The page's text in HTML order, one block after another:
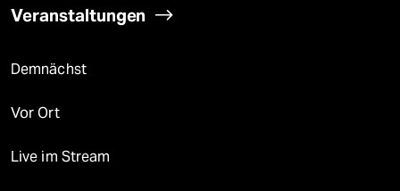
Veranstaltungen
Demnächst
Vor Ort
Live im Stream